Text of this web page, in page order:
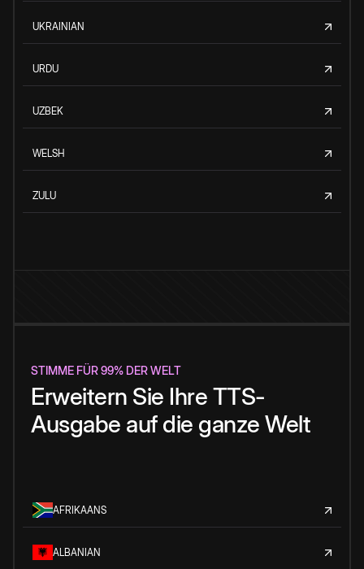
UKRAINIAN
URDU
UZBEK
WELSH
ZULU
STIMME FÜR 99% DER WELT
Erweitern Sie Ihre TTS-
Ausgabe auf die ganze Welt
AFRIKAANS
ALBANIAN